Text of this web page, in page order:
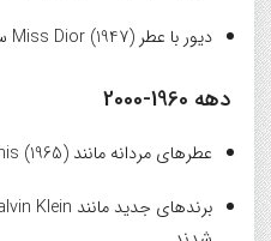
دیور با عطر Miss Dior (1947) سبک جدیدی را معرفی کرد
دهه 1960-2000
عطرهای مردانه مانند Aramis (1965) محبوب شدند